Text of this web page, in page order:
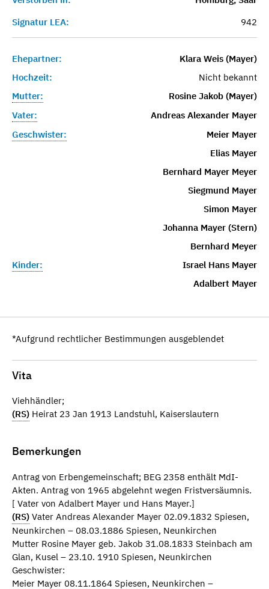
Signatur LEA:
942
Ehepartner:
Klara Weis (Mayer)
Hochzeit:
Nicht bekannt
Mutter:
Rosine Jakob (Mayer)
Vater:
Andreas Alexander Mayer
Geschwister:
Meier Mayer
Elias Mayer
Bernhard Mayer Meyer
Siegmund Mayer
Simon Mayer
Johanna Mayer (Stern)
Bernhard Meyer
Kinder:
Israel Hans Mayer
Adalbert Mayer
*Aufgrund rechtlicher Bestimmungen ausgeblendet
Vita
Viehhändler;
(RS) Heirat 23 Jan 1913 Landstuhl, Kaiserslautern
Bemerkungen
Antrag von Erbengemeinschaft; BEG 2358 enthält MdI-
Akten. Antrag von 1965 abgelehnt wegen Fristversäumnis.
[ Vater von Adalbert Mayer und Hans Mayer.]
(RS) Vater Andreas Alexander Mayer 02.09.1832 Spiesen,
Neunkirchen – 08.03.1886 Spiesen, Neunkirchen
Mutter Rosine Mayer geb. Jakob 31.08.1833 Steinbach am
Glan, Kusel – 23.10. 1910 Spiesen, Neunkirchen
Geschwister:
Meier Mayer 08.11.1864 Spiesen, Neunkirchen –